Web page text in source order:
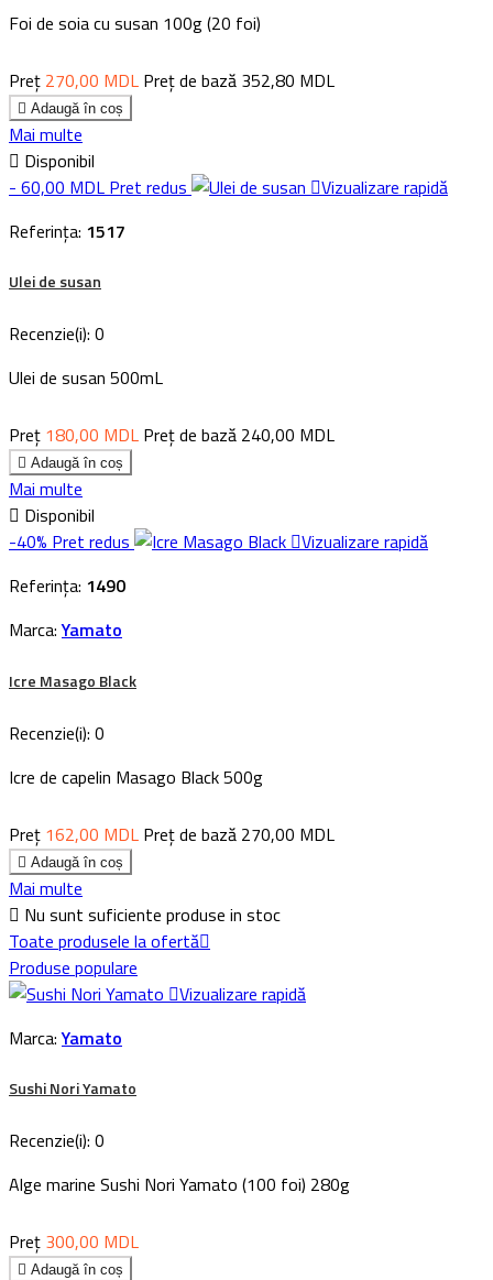
Foi de soia cu susan 100g (20 foi)
Preț 270,00 MDL Preț de bază 352,80 MDL
 Adaugă în coș
Mai multe
 Disponibil
- 60,00 MDL Pret redus Vizualizare rapidă
Referința: 1517
Ulei de susan
Recenzie(i): 0
Ulei de susan 500mL
Preț 180,00 MDL Preț de bază 240,00 MDL
 Adaugă în coș
Mai multe
 Disponibil
-40% Pret redus Vizualizare rapidă
Referința: 1490
Marca:Yamato
Icre Masago Black
Recenzie(i): 0
Icre de capelin Masago Black 500g
Preț 162,00 MDL Preț de bază 270,00 MDL
 Adaugă în coș
Mai multe
 Nu sunt suficiente produse in stoc
Toate produsele la ofertă
Produse populare
Vizualizare rapidă
Marca:Yamato
Sushi Nori Yamato
Recenzie(i): 0
Alge marine Sushi Nori Yamato (100 foi) 280g
Preț 300,00 MDL
 Adaugă în coș